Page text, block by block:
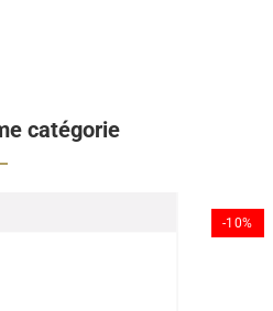
catégorie
-10%